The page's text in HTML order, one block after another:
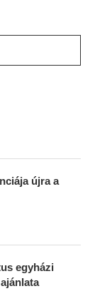
újra a
egyházi